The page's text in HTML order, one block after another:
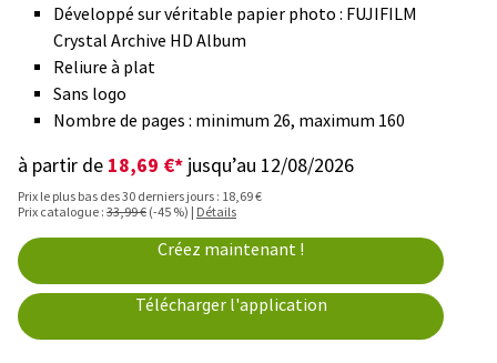
Développé sur véritable papier photo : FUJIFILM
Crystal Archive HD Album
Reliure à plat
Sans logo
Nombre de pages : minimum 26, maximum 160
à partir de 18,69 €* jusqu’au 12/08/2026
Prix le plus bas des 30 derniers jours : 18,69 €
Prix catalogue :33,99 €(-45 %) | Détails
Créez maintenant !
Télécharger l'application